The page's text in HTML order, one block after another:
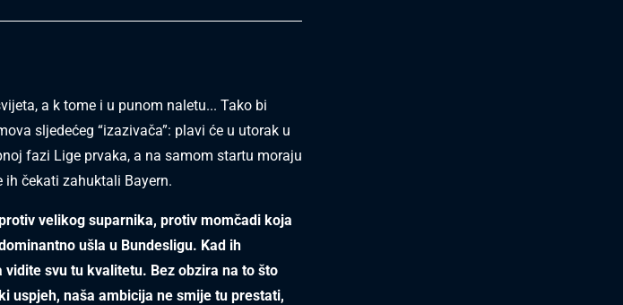
a k tome i u punom naletu... Tako bi
sljedećeg “izazivača”: plavi će u utorak u
fazi Lige prvaka, a na samom startu moraju
ih čekati zahuktali Bayern.
velikog suparnika, protiv momčadi koja
ušla u Bundesligu. Kad ih
svu tu kvalitetu. Bez obzira na to što
uspjeh, naša ambicija ne smije tu prestati,